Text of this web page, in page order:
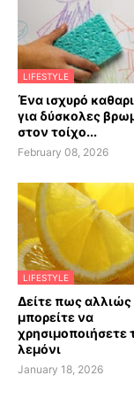
LIFESTYLE
Ένα ισχυρό
για δύσκολες
στον τοίχο...
February 08, 2026
LIFESTYLE
Δείτε πως αλλιώς
μπορείτε να
χρησιμοποιήσετε
λεμόνι
January 18, 2026